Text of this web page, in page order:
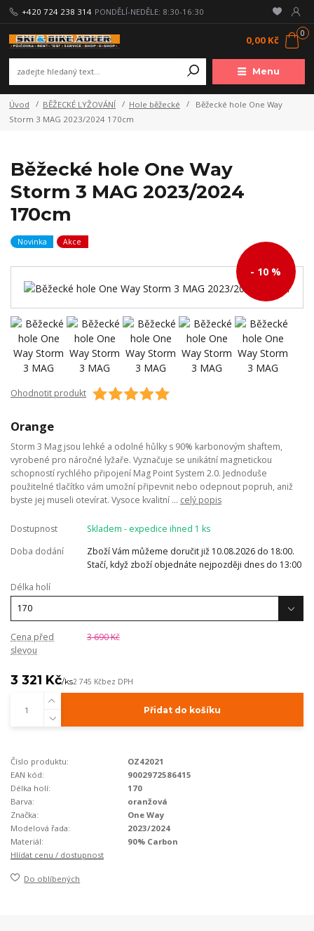
Menu
+420 724 238 314 PONDĚLÍ-NEDĚLE: 8:30-16:30
0
0,00 Kč
Úvod BĚŽECKÉ LYŽOVÁNÍ Hole běžecké
Běžecké hole One Way
Storm 3 MAG 2023/2024 170cm
Běžecké hole One Way
Storm 3 MAG 2023/2024
170cm
Novinka Akce
- 10 %
Ohodnotit produkt
Orange
Storm 3 Mag jsou lehké a odolné hůlky s 90% karbonovým shaftem,
vyrobené pro náročné lyžaře. Vyznačuje se unikátní magnetickou
schopností rychlého připojení Mag Point System 2.0. Jednoduše
použitelné tlačítko vám umožní připevnit nebo odepnout popruh, aniž
byste jej museli otevírat. Vysoce kvalitní ... celý popis
Dostupnost
Skladem - expedice ihned 1 ks
Doba dodání
Zboží Vám můžeme doručit již 10.08.2026 do 18:00.
Stačí, když zboží objednáte nejpozději dnes do 13:00
Délka holí
Cena před
slevou
3 690 Kč
3 321 Kč/ks2 745 Kčbez DPH
Přidat do košíku
Číslo produktu:
OZ42021
EAN kód:
9002972586415
Délka holí:
170
Barva:
oranžová
Značka:
One Way
Modelová řada:
2023/2024
Materiál:
90% Carbon
Hlídat cenu / dostupnost
Do oblíbených